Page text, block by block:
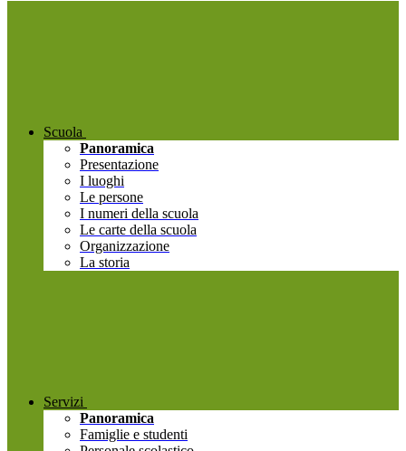
Scuola
Panoramica
Presentazione
I luoghi
Le persone
I numeri della scuola
Le carte della scuola
Organizzazione
La storia
Servizi
Panoramica
Famiglie e studenti